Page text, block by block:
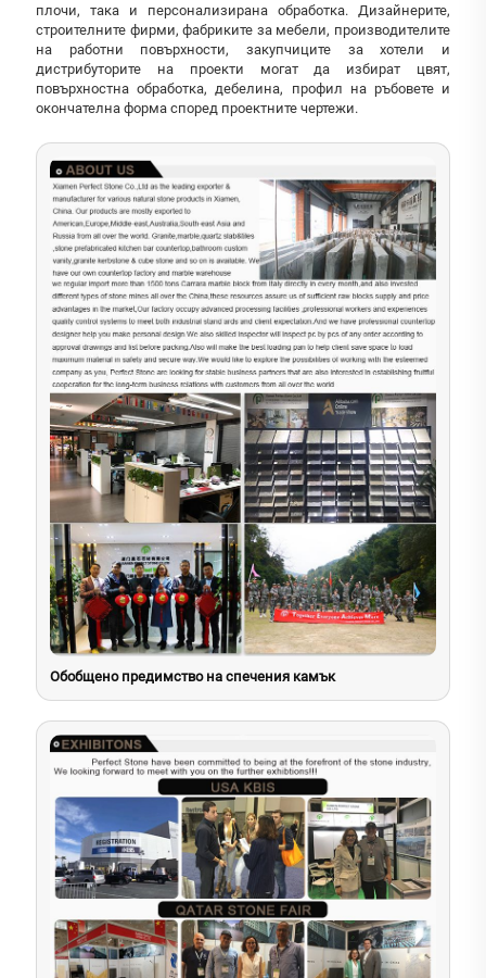
плочи, така и персонализирана обработка. Дизайнерите,
строителните фирми, фабриките за мебели, производителите
на работни повърхности, закупчиците за хотели и
дистрибуторите на проекти могат да избират цвят,
повърхностна обработка, дебелина, профил на ръбовете и
окончателна форма според проектните чертежи.
Обобщено предимство на спечения камък